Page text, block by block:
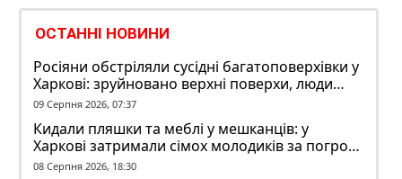
ОСТАННІ НОВИНИ
Росіяни обстріляли сусідні багатоповерхівки у
Харкові: зруйновано верхні поверхи, люди
заблоковані
09 Серпня 2026, 07:37
Кидали пляшки та меблі у мешканців: у
Харкові затримали сімох молодиків за погром
у гуртожитку
08 Серпня 2026, 18:30